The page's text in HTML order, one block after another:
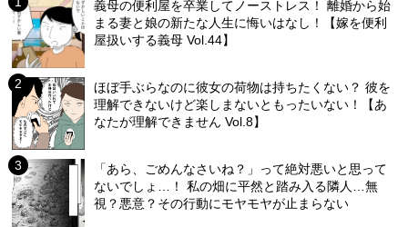
義母の便利屋を卒業してノーストレス！ 離婚から始
まる妻と娘の新たな人生に悔いはなし！【嫁を便利
屋扱いする義母 Vol.44】
ほぼ手ぶらなのに彼女の荷物は持ちたくない？ 彼を
理解できないけど楽しまないともったいない！【あ
なたが理解できません Vol.8】
「あら、ごめんなさいね？」って絶対悪いと思って
ないでしょ…！ 私の畑に平然と踏み入る隣人…無
視？悪意？その行動にモヤモヤが止まらない